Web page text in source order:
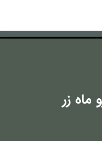
ماه زر